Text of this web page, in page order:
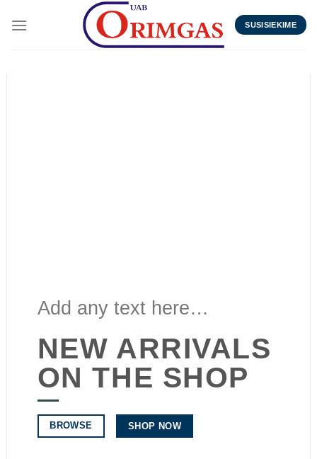
SUSISIEKIME
Add any text here…
NEW ARRIVALS
ON THE SHOP
BROWSE SHOP NOW